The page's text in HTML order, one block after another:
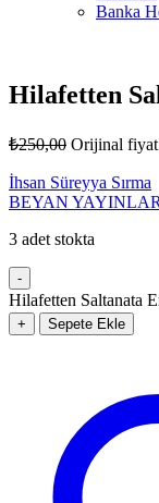
Banka
Hilafetten
₺250,00 Orijinal
İhsan Süreyya Sırma
BEYAN
3 adet stokta
-
Hilafetten Saltanata
+ Sepete Ekle